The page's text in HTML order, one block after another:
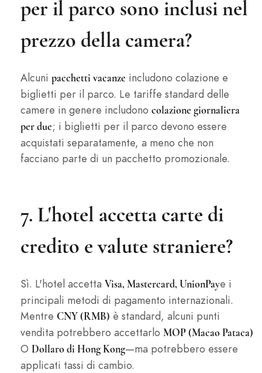
per il parco sono inclusi nel
prezzo della camera?
Alcuni pacchetti vacanze includono colazione e
biglietti per il parco. Le tariffe standard delle
camere in genere includono colazione giornaliera
per due; i biglietti per il parco devono essere
acquistati separatamente, a meno che non
facciano parte di un pacchetto promozionale.
7. L'hotel accetta carte di
credito e valute straniere?
Sì. L'hotel accetta Visa, Mastercard, UnionPaye i
principali metodi di pagamento internazionali.
Mentre CNY (RMB) è standard, alcuni punti
vendita potrebbero accettarlo MOP (Macao Pataca)
O Dollaro di Hong Kong—ma potrebbero essere
applicati tassi di cambio.